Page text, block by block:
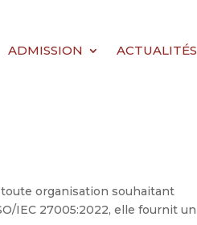
ADMISSION ACTUALITÉS
organisation souhaitant
IEC 27005:2022, elle fournit un